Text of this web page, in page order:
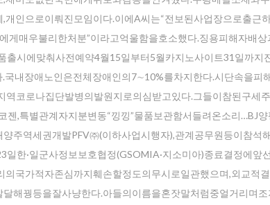
인으로이뤄진모임이다.이에A씨는“전보된사업장으로출근
게매우불리한처분”이라고억울함을호소했다.징용피해자배
출시에맞춰사전예약4월15일부터5월카지노사이트31일까지
내장애노인은전체장애인의7∼10%를차지한다.시단속을피
역코로나집단발병의발원지로의심받고있다.그들이참된구세
젠,특별관계자지분변동“낑낑”물품보관함서들려온소리…BJ
주역세권개발PFV㈜(이하사업시행자),관계공무원등이참석
일한·일군사정보보호협정(GSOMIA·지소미아)종료결정에앞
국가적자존심까지훼손할정도의무시로일관했으며,외교적
달해꿩등을잘사냥한다.아들의이름을혼잣말처럼중얼거리며